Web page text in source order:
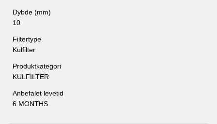
Dybde (mm)
10
Filtertype
Kulfilter
Produktkategori
KULFILTER
Anbefalet levetid
6 MONTHS